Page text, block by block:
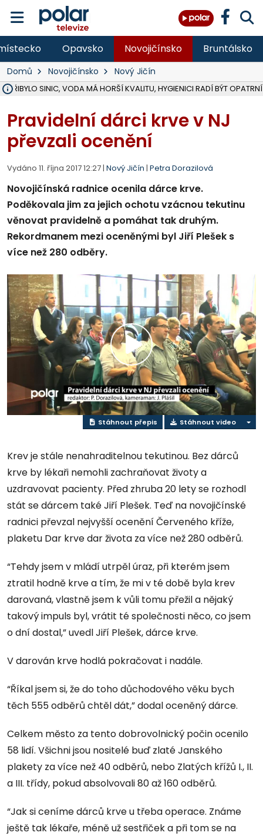
Opavsko Novojičínsko Bruntálsko
Domů Novojičínsko Nový Jičín
PŘIBYLO SINIC, VODA MÁ HORŠÍ KVALITU, HYGIENICI RADÍ BÝT OPATRNÍ
Pravidelní dárci krve v NJ
převzali ocenění
Vydáno 11. října 2017 12:27 | Nový Jičín | Petra Dorazilová
Novojičínská radnice ocenila dárce krve.
Poděkovala jim za jejich ochotu vzácnou tekutinu
věnovat pravidelně a pomáhat tak druhým.
Rekordmanem mezi oceněnými byl Jiří Plešek s
více než 280 odběry.
Přehrát
video
Stáhnout přepis Stáhnout video
Krev je stále nenahraditelnou tekutinou. Bez dárců
krve by lékaři nemohli zachraňovat životy a
uzdravovat pacienty. Před zhruba 20 lety se rozhodl
stát se dárcem také Jiří Plešek. Teď na novojičínské
radnici převzal nejvyšší ocenění Červeného kříže,
plaketu Dar krve dar života za více než 280 odběrů.
“Tehdy jsem v mládí utrpěl úraz, při kterém jsem
ztratil hodně krve a tím, že mi v té době byla krev
darovaná, vlastně jsem k vůli tomu přežil a nějaký
takový impuls byl, vrátit té společnosti něco, co jsem
o dní dostal,” uvedl Jiří Plešek, dárce krve.
V darován krve hodlá pokračovat i nadále.
“Říkal jsem si, že do toho důchodového věku bych
těch 555 odběrů chtěl dát,” dodal oceněný dárce.
Celkem město za tento dobrovolnický počin ocenilo
58 lidí. Všichni jsou nositelé buď zlaté Janského
plakety za více než 40 odběrů, nebo Zlatých křížů I., II.
a III. třídy, pokud absolvovali 80 až 160 odběrů.
“Jak si ceníme dárců krve u třeba operace. Známe
ještě tak lékaře, méně už sestřiček a při tom se na